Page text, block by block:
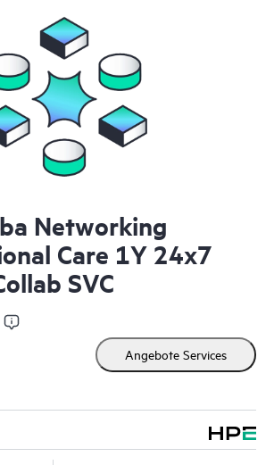
Networking
Care 1Y 24x7
SVC
Angebote Services